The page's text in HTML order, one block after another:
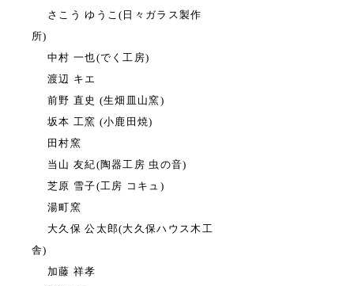
さこう ゆうこ(日々ガラス製作
所)
中村 一也(でく工房)
渡辺 キエ
前野 直史 (生畑皿山窯)
坂本 工窯 (小鹿田焼)
田村窯
当山 友紀(陶器工房 虫の音)
芝原 雪子(工房 コキュ)
湯町窯
大久保 公太郎(大久保ハウス木工
舎)
加藤 祥孝